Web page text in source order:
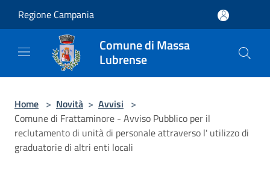
Regione Campania
Comune di Massa
Lubrense
Home > Novità > Avvisi >
Comune di Frattaminore - Avviso Pubblico per il
reclutamento di unità di personale attraverso l' utilizzo di
graduatorie di altri enti locali